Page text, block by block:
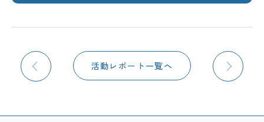
活動レポート一覧へ